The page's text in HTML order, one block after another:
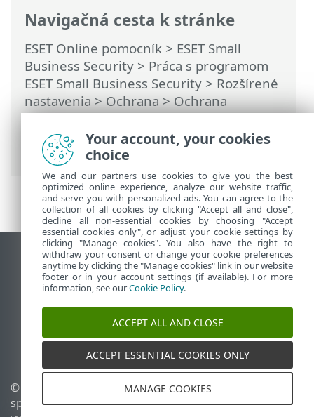
Navigačná cesta k stránke
ESET Online pomocník > ESET Small
Business Security > Práca s programom
ESET Small Business Security > Rozšírené
nastavenia>Ochrana>Ochrana
sieťového pripojenia>Firewall>
Detekcia zmeny aplikácií > Zoznam
aplikácií vylúčených z detekcie
Zobraziť stránku ako na počítači
End of Life
Databáza znalostí ESET
ESET Fórum
ESET Status Portal
Technická podpora
© 1992 - 2026 ESET,
spol. s r. o. Všetky práva
Spravovať súbory cookie
Zásady používania súborov
Your account, your cookies
choice
We and our partners use cookies to give you the best
optimized online experience, analyze our website traffic,
and serve you with personalized ads. You can agree to the
collection of all cookies by clicking "Accept all and close",
decline all non-essential cookies by choosing "Accept
essential cookies only", or adjust your cookie settings by
clicking "Manage cookies". You also have the right to
withdraw your consent or change your cookie preferences
anytime by clicking the "Manage cookies" link in our website
footer or in your account settings (if available). For more
information, see ourCookie Policy.
ACCEPT ALL AND CLOSE
ACCEPT ESSENTIAL COOKIES ONLY
MANAGE COOKIES